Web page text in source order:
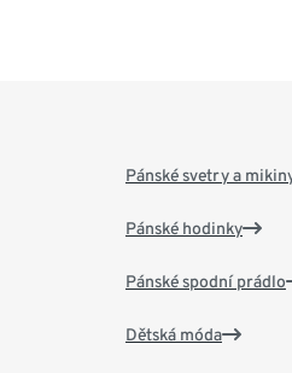
Pánské svetry a
Pánské hodinky
Pánské spodní prádlo
Dětská móda